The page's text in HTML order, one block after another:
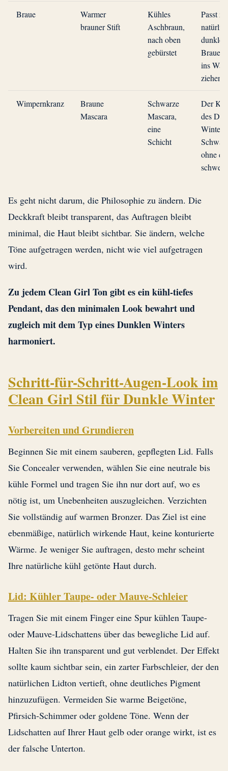
Braue
Warmer
brauner Stift
Kühles
Aschbraun,
nach oben
gebürstet
Passt
dunklen
Braue,
ins
ziehen
Wimpernkranz
Braune
Mascara
Schwarze
Mascara,
eine
Schicht
Der
des
Winters
ohne
schwer
Es geht nicht darum, die Philosophie zu ändern. Die
Deckkraft bleibt transparent, das Auftragen bleibt
minimal, die Haut bleibt sichtbar. Sie ändern, welche
Töne aufgetragen werden, nicht wie viel aufgetragen
wird.
Zu jedem Clean Girl Ton gibt es ein kühl-tiefes
Pendant, das den minimalen Look bewahrt und
zugleich mit dem Typ eines Dunklen Winters
harmoniert.
Schritt-für-Schritt-Augen-Look im
Clean Girl Stil für Dunkle Winter
Vorbereiten und Grundieren
Beginnen Sie mit einem sauberen, gepflegten Lid. Falls
Sie Concealer verwenden, wählen Sie eine neutrale bis
kühle Formel und tragen Sie ihn nur dort auf, wo es
nötig ist, um Unebenheiten auszugleichen. Verzichten
Sie vollständig auf warmen Bronzer. Das Ziel ist eine
ebenmäßige, natürlich wirkende Haut, keine konturierte
Wärme. Je weniger Sie auftragen, desto mehr scheint
Ihre natürliche kühl getönte Haut durch.
Lid: Kühler Taupe- oder Mauve-Schleier
Tragen Sie mit einem Finger eine Spur kühlen Taupe-
oder Mauve-Lidschattens über das bewegliche Lid auf.
Halten Sie ihn transparent und gut verblendet. Der Effekt
sollte kaum sichtbar sein, ein zarter Farbschleier, der den
natürlichen Lidton vertieft, ohne deutliches Pigment
hinzuzufügen. Vermeiden Sie warme Beigetöne,
Pfirsich-Schimmer oder goldene Töne. Wenn der
Lidschatten auf Ihrer Haut gelb oder orange wirkt, ist es
der falsche Unterton.